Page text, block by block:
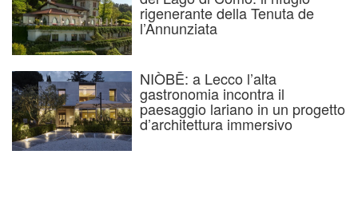
rigenerante della Tenuta de
l’Annunziata
NIÒBĒ: a Lecco l’alta
gastronomia incontra il
paesaggio lariano in un progetto
d’architettura immersivo